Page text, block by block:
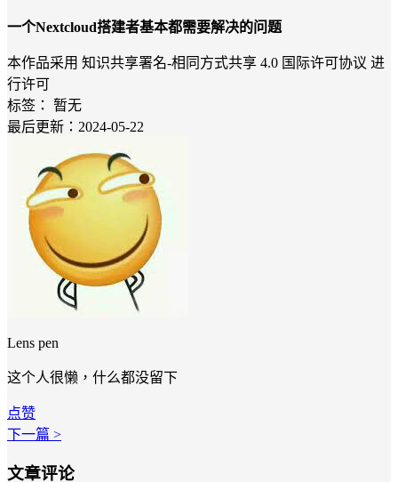
一个Nextcloud搭建者基本都需要解决的问题
本作品采用 知识共享署名-相同方式共享 4.0 国际许可协议 进
行许可
标签：
暂无
最后更新：2024-05-22
Lens pen
这个人很懒，什么都没留下
点赞
下一篇 >
文章评论